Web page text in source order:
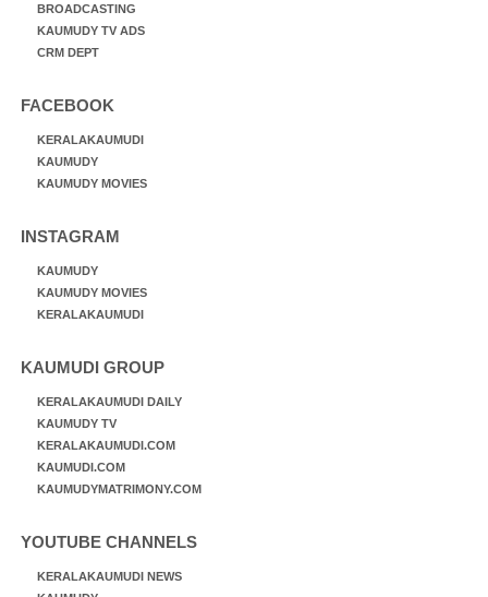
BROADCASTING
KAUMUDY TV ADS
CRM DEPT
FACEBOOK
KERALAKAUMUDI
KAUMUDY
KAUMUDY MOVIES
INSTAGRAM
KAUMUDY
KAUMUDY MOVIES
KERALAKAUMUDI
KAUMUDI GROUP
KERALAKAUMUDI DAILY
KAUMUDY TV
KERALAKAUMUDI.COM
KAUMUDI.COM
KAUMUDYMATRIMONY.COM
YOUTUBE CHANNELS
KERALAKAUMUDI NEWS